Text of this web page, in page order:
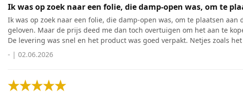
Ik was op zoek naar een folie, die damp-open was, om te
Ik was op zoek naar een folie, die damp-open was, om te plaatsen
geloven. Maar de prijs deed me dan toch overtuigen om het aan te
De levering was snel en het product was goed verpakt. Netjes zoals
- | 02.06.2026